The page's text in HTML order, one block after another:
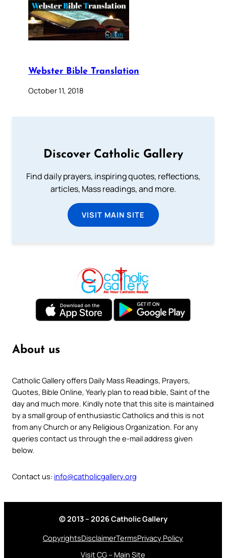
Webster Bible Translation
October 11, 2018
Discover Catholic Gallery
Find daily prayers, inspiring quotes, reflections,
articles, Mass readings, and more.
VISIT MAIN SITE
About us
Catholic Gallery offers Daily Mass Readings, Prayers,
Quotes, Bible Online, Yearly plan to read bible, Saint of the
day and much more. Kindly note that this site is maintained
by a small group of enthusiastic Catholics and this is not
from any Church or any Religious Organization. For any
queries contact us through the e-mail address given
below.
Contact us: info@catholicgallery.org
© 2013 – 2026 Catholic Gallery
CopyrightsDisclaimerTermsPrivacy Policy
Visit CG – Main Site